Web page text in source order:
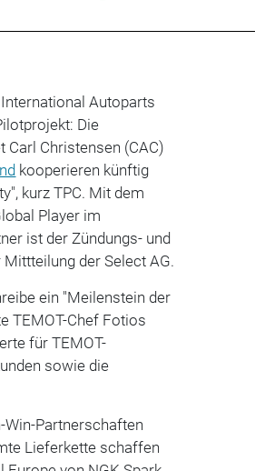
Autoparts
Die
Christensen (CAC)
kooperieren künftig
kurz TPC. Mit dem
Player im
ist der Zündungs- und
der Select AG.
ein "Meilenstein der
TEMOT-Chef Fotios
für TEMOT-
sowie die
Win-Partnerschaften
Lieferkette schaffen